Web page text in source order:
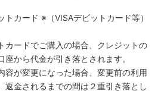
トカード ※（VISAデビットカード等）
カードでご購入の場合、クレジットの
から代金が引き落とされます。
容が変更になった場合、変更前の利用
返金されるまでの間は２重引き落とし